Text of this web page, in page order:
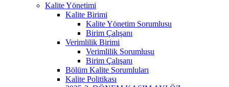
Kalite Yönetimi
Kalite Birimi
Kalite Yönetim Sorumlusu
Birim Çalışanı
Verimlilik Birimi
Verimlilik Sorumlusu
Birim Çalışanı
Bölüm Kalite Sorumluları
Kalite Politikası